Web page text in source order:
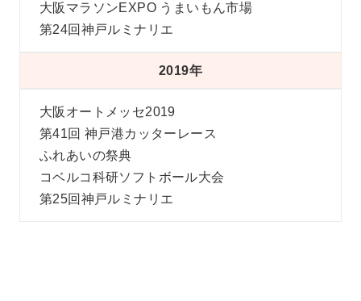
大阪マラソンEXPO うまいもん市場
第24回神戸ルミナリエ
2019年
大阪オートメッセ2019
第41回 神戸港カッターレース
ふれあいの祭典
コベルコ科研ソフトボール大会
第25回神戸ルミナリエ